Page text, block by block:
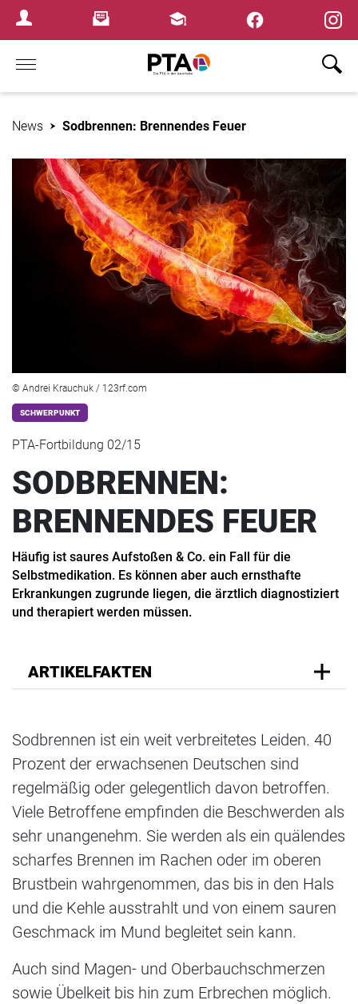
Login MenuNewsletterFortbildungen
Home
News Sodbrennen: Brennendes Feuer
© Andrei Krauchuk / 123rf.com
SCHWERPUNKT
PTA-Fortbildung 02/15
SODBRENNEN:
BRENNENDES FEUER
Häufig ist saures Aufstoßen & Co. ein Fall für die
Selbstmedikation. Es können aber auch ernsthafte
Erkrankungen zugrunde liegen, die ärztlich diagnostiziert
und therapiert werden müssen.
ARTIKELFAKTEN
Sodbrennen ist ein weit verbreitetes Leiden. 40
Prozent der erwachsenen Deutschen sind
regelmäßig oder gelegentlich davon betroffen.
Viele Betroffene empfinden die Beschwerden als
sehr unangenehm. Sie werden als ein quälendes
scharfes Brennen im Rachen oder im oberen
Brustbein wahrgenommen, das bis in den Hals
und die Kehle ausstrahlt und von einem sauren
Geschmack im Mund begleitet sein kann.
Auch sind Magen- und Oberbauchschmerzen
sowie Übelkeit bis hin zum Erbrechen möglich.
×